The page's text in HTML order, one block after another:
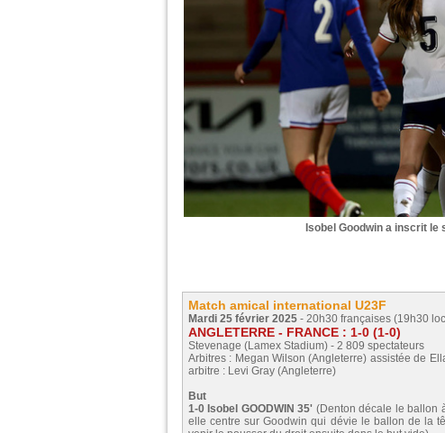
Isobel Goodwin a inscrit le
Match amical international U23F
Mardi 25 février 2025 - 20h30 françaises (19h30
ANGLETERRE - FRANCE : 1-0 (1-0)
Stevenage (Lamex Stadium) - 2 809 spectateurs
Arbitres : Megan Wilson (Angleterre) assistée de
arbitre : Levi Gray (Angleterre)
But
1-0 Isobel GOODWIN 35' (Denton décale le ballon
elle centre sur Goodwin qui dévie le ballon de la